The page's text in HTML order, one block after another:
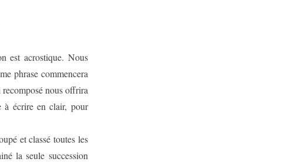
est acrostique. Nous
phrase commencera
nous offrira
à écrire en clair, pour
et classé toutes les
la seule succession